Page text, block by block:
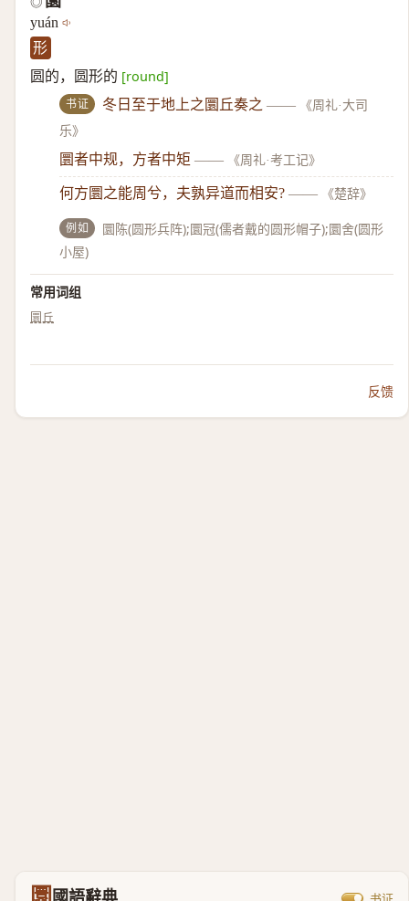
yuán
形
圆的，圆形的 [round]
书证 冬日至于地上之圜丘奏之 ——
《周礼·大司
乐》
圜者中规，方者中矩 —— 《周礼·考工记》
何方圜之能周兮，夫孰异道而相安? —— 《楚辞》
例如
圜陈(圆形兵阵);圜冠(儒者戴的圆形帽子);圜舍(圆形
小屋)
常用词组
圜丘
反馈
國語辭典